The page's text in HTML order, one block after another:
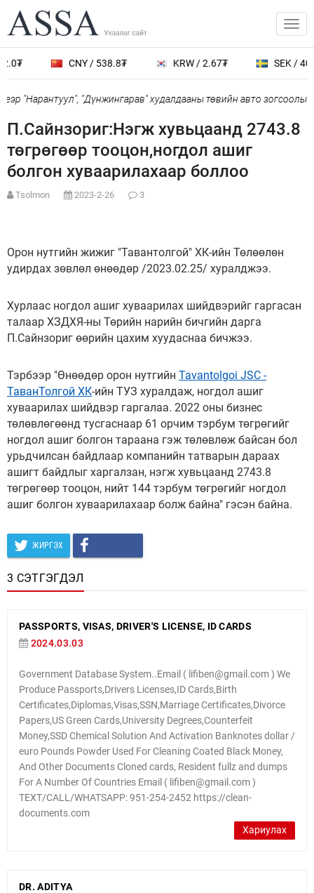
CNY / 538.8₮ KRW / 2.67₮ SEK /
"Нарантуул", "Дүнжингарав" худалдааны төвийн авто зогсоолыг
П.Сайнзориг:Нэгж хувьцаанд 2743.8
төгрөгөөр тооцон,ногдол ашиг
болгон хуваарилахаар боллоо
Tsolmon 2023-2-26 3
Орон нутгийн жижиг "Тавантолгой" ХК-ийн Төлөөлөн
удирдах зөвлөл өнөөдөр /2023.02.25/ хуралджээ.
Хурлаас ногдол ашиг хуваарилах шийдвэрийг гаргасан
талаар ХЗДХЯ-ны Төрийн нарийн бичгийн дарга
П.Сайнзориг өөрийн цахим хуудаснаа бичжээ.
Тэрбээр "Өнөөдөр орон нутгийн Tavantolgoi JSC -
ТаванТолгой ХК-ийн ТУЗ хуралдаж, ногдол ашиг
хуваарилах шийдвэр гаргалаа. 2022 оны бизнес
төлөвлөгөөнд тусгаснаар 61 орчим тэрбум төгрөгийг
ногдол ашиг болгон тараана гэж төлөвлөж байсан бол
урьдчилсан байдлаар компанийн татварын дараах
ашигт байдлыг харгалзан, нэгж хувьцаанд 2743.8
төгрөгөөр тооцон, нийт 144 тэрбум төгрөгийг ногдол
ашиг болгон хуваарилахаар болж байна" гэсэн байна.
ЖИРГЭХ
3 СЭТГЭГДЭЛ
PASSPORTS, VISAS, DRIVER'S LICENSE, ID CARDS
2024.03.03
Government Database System..Email ( lifiben@gmail.com ) We
Produce Passports,Drivers Licenses,ID Cards,Birth
Certificates,Diplomas,Visas,SSN,Marriage Certificates,Divorce
Papers,US Green Cards,University Degrees,Counterfeit
Money,SSD Chemical Solution And Activation Banknotes dollar /
euro Pounds Powder Used For Cleaning Coated Black Money,
And Other Documents Cloned cards, Resident fullz and dumps
For A Number Of Countries Email ( lifiben@gmail.com )
TEXT/CALL/WHATSAPP: 951-254-2452 https://clean-
documents.com
Хариулах
DR. ADITYA